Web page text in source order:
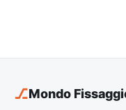
⎇Mondo